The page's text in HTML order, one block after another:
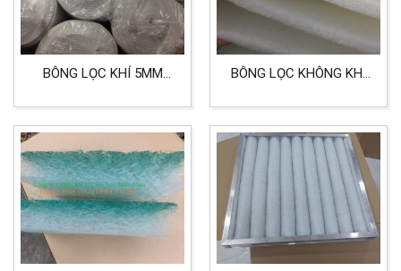
BÔNG LỌC KHÍ 5MM
LỌC KHÍ CHO TÒA NHÀ,
LỌC KHÍ KHÁCH SẠN,
SIÊU THỊ
BÔNG LỌC KHÔNG KHÍ
580X580X20MM